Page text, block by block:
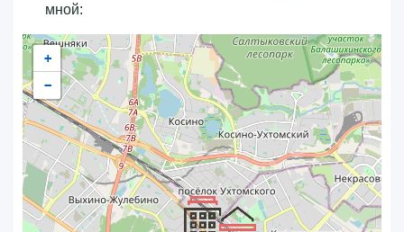
мной:
+
−